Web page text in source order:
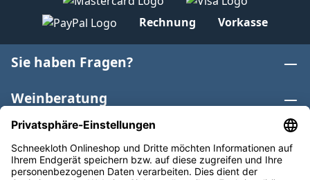
Rechnung Vorkasse
Sie haben Fragen?
Weinberatung
Informationen
Weinkategorien